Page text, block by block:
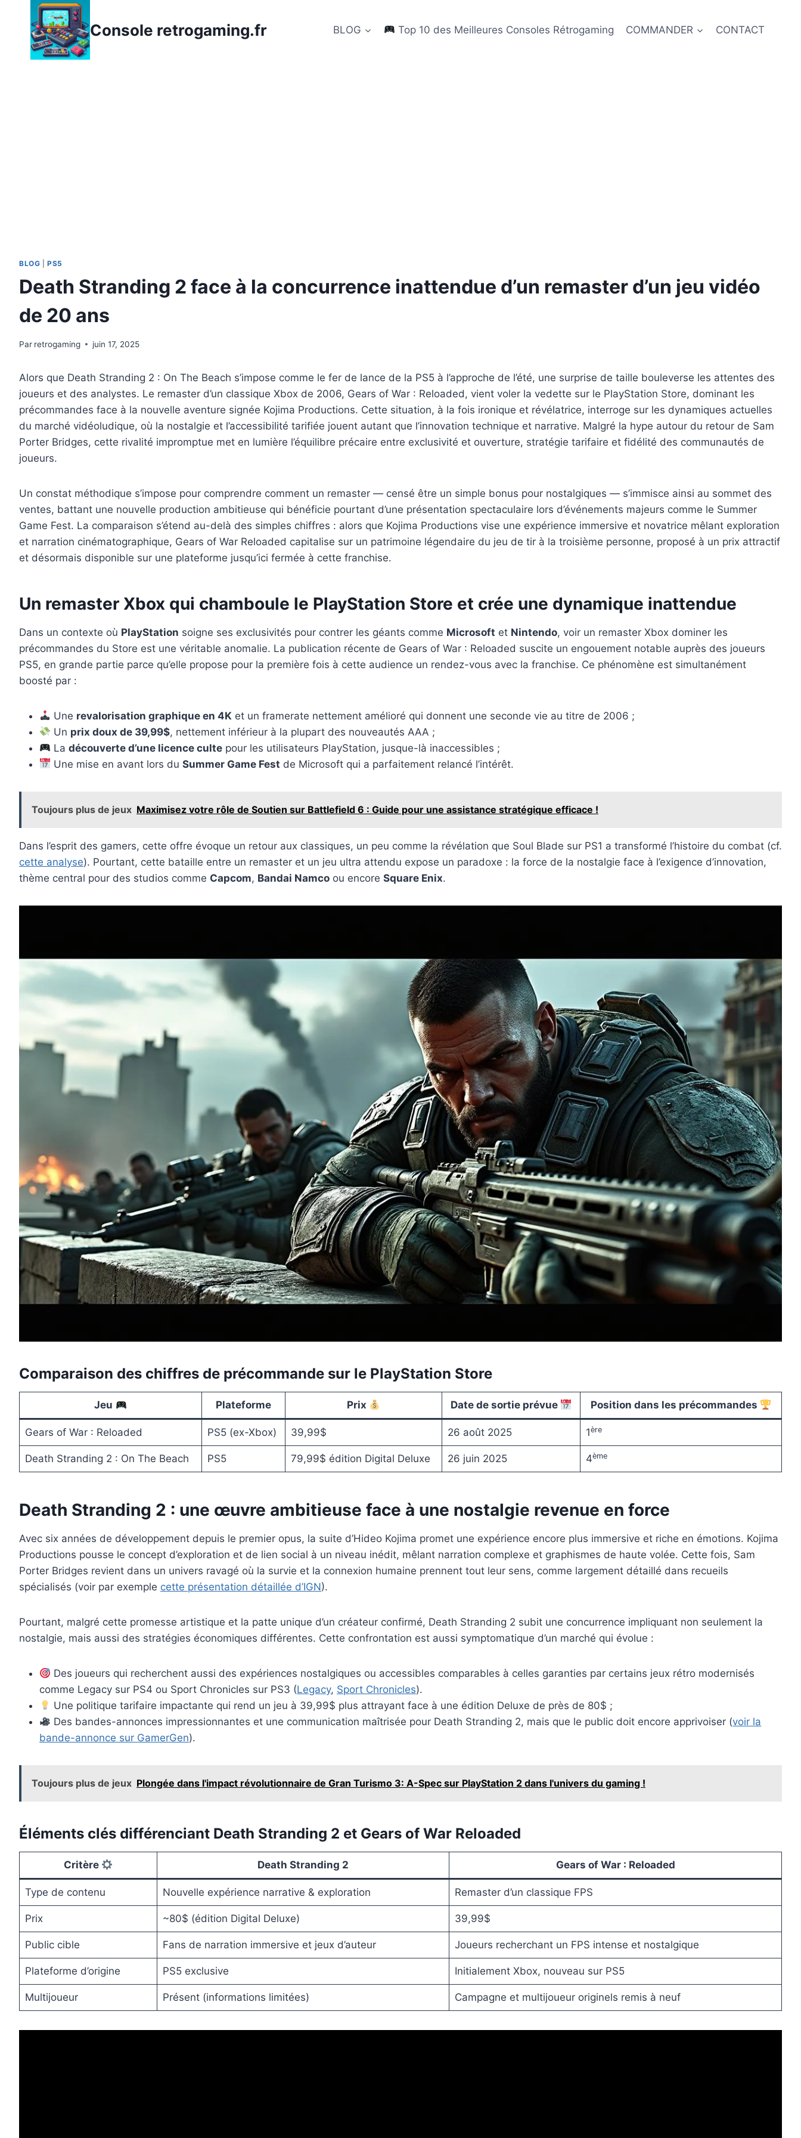
contenu
Console retrogaming.fr BLOG Top 10 des Meilleures Consoles Rétrogaming COMMANDER CONTACT
BLOG |PS5
Death Stranding 2 face à la concurrence inattendue d’un remaster d’un jeu vidéo
de 20 ans
Par retrogaming juin 17, 2025
Alors que Death Stranding 2 : On The Beach s’impose comme le fer de lance de la PS5 à l’approche de l’été, une surprise de taille bouleverse les attentes des
joueurs et des analystes. Le remaster d’un classique Xbox de 2006, Gears of War : Reloaded, vient voler la vedette sur le PlayStation Store, dominant les
précommandes face à la nouvelle aventure signée Kojima Productions. Cette situation, à la fois ironique et révélatrice, interroge sur les dynamiques actuelles
du marché vidéoludique, où la nostalgie et l’accessibilité tarifiée jouent autant que l’innovation technique et narrative. Malgré la hype autour du retour de Sam
Porter Bridges, cette rivalité impromptue met en lumière l’équilibre précaire entre exclusivité et ouverture, stratégie tarifaire et fidélité des communautés de
joueurs.
Un constat méthodique s’impose pour comprendre comment un remaster — censé être un simple bonus pour nostalgiques — s’immisce ainsi au sommet des
ventes, battant une nouvelle production ambitieuse qui bénéficie pourtant d’une présentation spectaculaire lors d’événements majeurs comme le Summer
Game Fest. La comparaison s’étend au-delà des simples chiffres : alors que Kojima Productions vise une expérience immersive et novatrice mêlant exploration
et narration cinématographique, Gears of War Reloaded capitalise sur un patrimoine légendaire du jeu de tir à la troisième personne, proposé à un prix attractif
et désormais disponible sur une plateforme jusqu’ici fermée à cette franchise.
Un remaster Xbox qui chamboule le PlayStation Store et crée une dynamique inattendue
Dans un contexte où PlayStation soigne ses exclusivités pour contrer les géants comme Microsoft et Nintendo, voir un remaster Xbox dominer les
précommandes du Store est une véritable anomalie. La publication récente de Gears of War : Reloaded suscite un engouement notable auprès des joueurs
PS5, en grande partie parce qu’elle propose pour la première fois à cette audience un rendez-vous avec la franchise. Ce phénomène est simultanément
boosté par :
Une revalorisation graphique en 4K et un framerate nettement amélioré qui donnent une seconde vie au titre de 2006 ;
Un prix doux de 39,99$, nettement inférieur à la plupart des nouveautés AAA ;
Ladécouverte d’une licence culte pour les utilisateurs PlayStation, jusque-là inaccessibles ;
Une mise en avant lors duSummer Game Fest de Microsoft qui a parfaitement relancé l’intérêt.
Toujours plus de jeux Maximisez votre rôle de Soutien sur Battlefield 6 : Guide pour une assistance stratégique efficace !
Dans l’esprit des gamers, cette offre évoque un retour aux classiques, un peu comme la révélation que Soul Blade sur PS1 a transformé l’histoire du combat (cf.
cette analyse). Pourtant, cette bataille entre un remaster et un jeu ultra attendu expose un paradoxe : la force de la nostalgie face à l’exigence d’innovation,
thème central pour des studios comme Capcom, Bandai Namco ou encore Square Enix.
Comparaison des chiffres de précommande sur le PlayStation Store
Jeu Plateforme Prix Date de sortie prévue Position dans les précommandes
Gears of War : Reloaded PS5 (ex-Xbox) 39,99$ 26 août 2025 1ère
Death Stranding 2 : On The Beach PS5 79,99$ édition Digital Deluxe 26 juin 2025 4ème
Death Stranding 2 : une œuvre ambitieuse face à une nostalgie revenue en force
Avec six années de développement depuis le premier opus, la suite d’Hideo Kojima promet une expérience encore plus immersive et riche en émotions. Kojima
Productions pousse le concept d’exploration et de lien social à un niveau inédit, mêlant narration complexe et graphismes de haute volée. Cette fois, Sam
Porter Bridges revient dans un univers ravagé où la survie et la connexion humaine prennent tout leur sens, comme largement détaillé dans recueils
spécialisés (voir par exemple cette présentation détaillée d’IGN).
Pourtant, malgré cette promesse artistique et la patte unique d’un créateur confirmé, Death Stranding 2 subit une concurrence impliquant non seulement la
nostalgie, mais aussi des stratégies économiques différentes. Cette confrontation est aussi symptomatique d’un marché qui évolue :
Des joueurs qui recherchent aussi des expériences nostalgiques ou accessibles comparables à celles garanties par certains jeux rétro modernisés
comme Legacy sur PS4 ou Sport Chronicles sur PS3 (Legacy, Sport Chronicles).
Une politique tarifaire impactante qui rend un jeu à 39,99$ plus attrayant face à une édition Deluxe de près de 80$ ;
Des bandes-annonces impressionnantes et une communication maîtrisée pour Death Stranding 2, mais que le public doit encore apprivoiser (voir la
bande-annonce sur GamerGen).
Toujours plus de jeux Plongée dans l'impact révolutionnaire de Gran Turismo 3: A-Spec sur PlayStation 2 dans l'univers du gaming !
Éléments clés différenciant Death Stranding 2 et Gears of War Reloaded
Critère Death Stranding 2 Gears of War : Reloaded
Type de contenu Nouvelle expérience narrative & exploration Remaster d’un classique FPS
Prix ~80$ (édition Digital Deluxe) 39,99$
Public cible Fans de narration immersive et jeux d’auteur Joueurs recherchant un FPS intense et nostalgique
Plateforme d’origine PS5 exclusive Initialement Xbox, nouveau sur PS5
Multijoueur Présent (informations limitées) Campagne et multijoueur originels remis à neuf